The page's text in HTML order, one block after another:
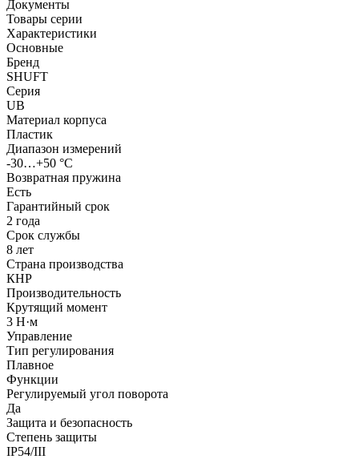
Документы
Товары серии
Характеристики
Основные
Бренд
SHUFT
Серия
UB
Материал корпуса
Пластик
Диапазон измерений
-30…+50 °С
Возвратная пружина
Есть
Гарантийный срок
2 года
Срок службы
8 лет
Страна производства
КНР
Производительность
Крутящий момент
3 Н·м
Управление
Тип регулирования
Плавное
Функции
Регулируемый угол поворота
Да
Защита и безопасность
Степень защиты
IP54/III